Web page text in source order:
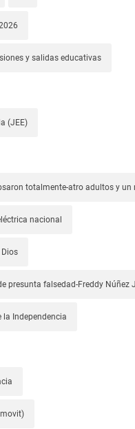
y salidas educativas
(JEE)
totalmente-atro adultos y un
nacional
presunta falsedad-Freddy Núñez
la Independencia